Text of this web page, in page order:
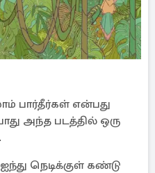
பார்தீர்கள் என்பது
அந்த படத்தில் ஒரு
நெடிக்குள் கண்டு